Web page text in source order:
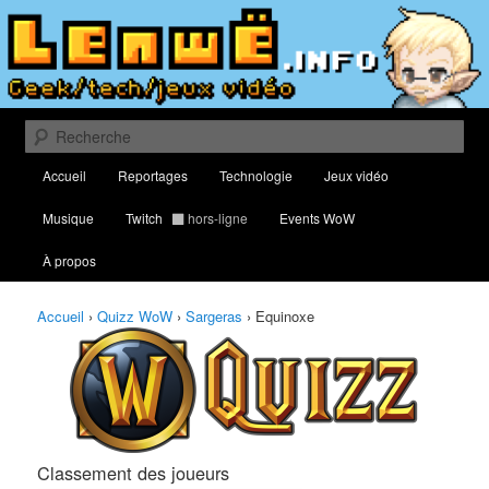
Aller
contenu
principal
Aller
contenu
secondaireLenwë – Culture geek, tech et jeux
vidéo
Classement des meilleurs joueurs au Quizz World of Warcraft
Recherche
principal
Accueil Reportages Technologie Jeux vidéo
Musique Twitch hors-ligne Events WoW
À propos
Accueil › Quizz WoW › Sargeras › Equinoxe
Classement des joueurs